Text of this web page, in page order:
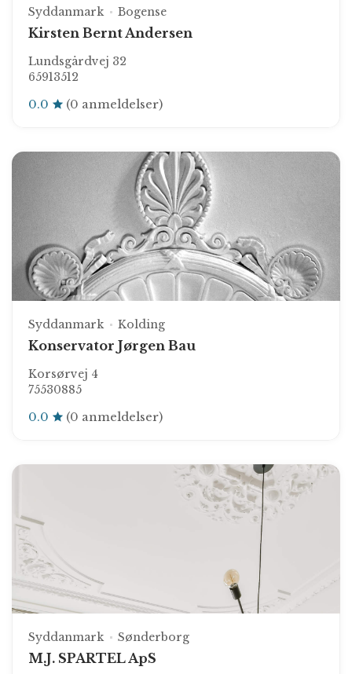
Syddanmark Bogense
Kirsten Bernt Andersen
Lundsgårdvej 32
65913512
0.0 (0 anmeldelser)
Syddanmark Kolding
Konservator Jørgen Bau
Korsørvej 4
75530885
0.0 (0 anmeldelser)
Syddanmark Sønderborg
M.J. SPARTEL ApS